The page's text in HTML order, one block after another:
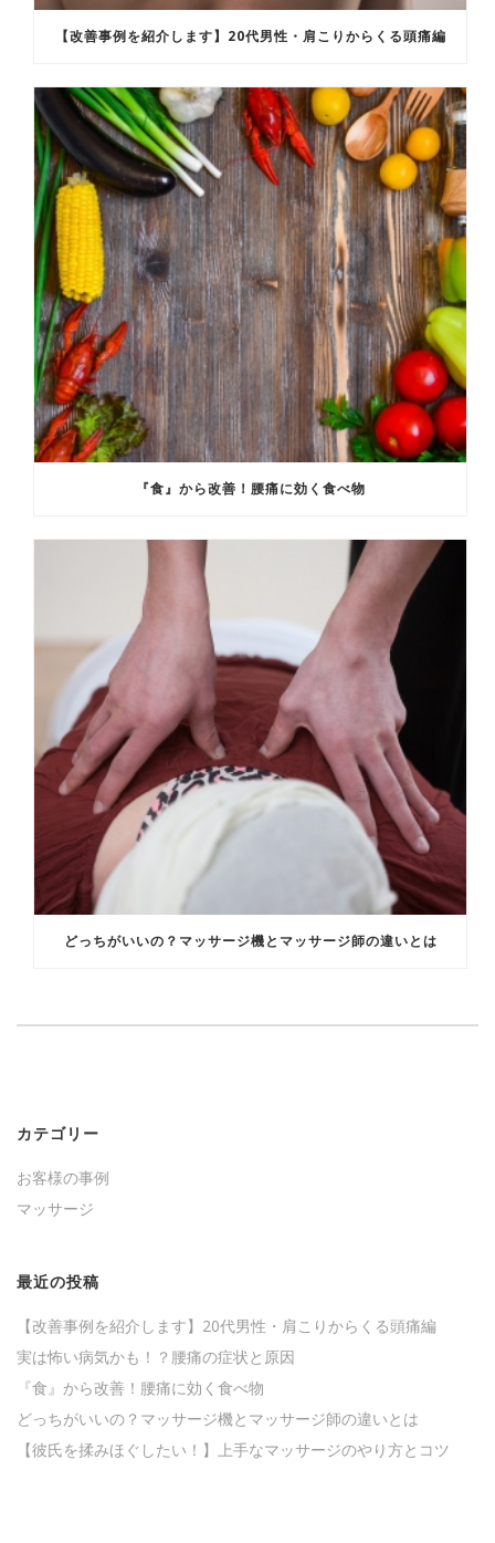
【改善事例を紹介します】20代男性・肩こりからくる頭痛編
『食』から改善！腰痛に効く食べ物
どっちがいいの？マッサージ機とマッサージ師の違いとは
カテゴリー
お客様の事例
マッサージ
最近の投稿
【改善事例を紹介します】20代男性・肩こりからくる頭痛編
実は怖い病気かも！？腰痛の症状と原因
『食』から改善！腰痛に効く食べ物
どっちがいいの？マッサージ機とマッサージ師の違いとは
【彼氏を揉みほぐしたい！】上手なマッサージのやり方とコツ